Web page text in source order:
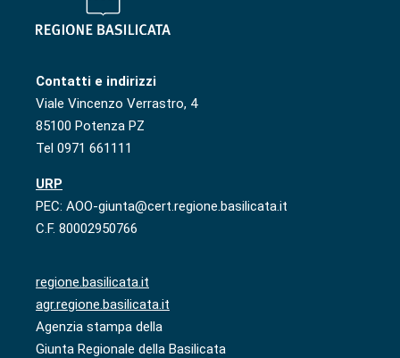
Contatti e indirizzi
Viale Vincenzo Verrastro, 4
85100 Potenza PZ
Tel 0971 661111
URP
PEC: AOO-giunta@cert.regione.basilicata.it
C.F. 80002950766
regione.basilicata.it
agr.regione.basilicata.it
Agenzia stampa della
Giunta Regionale della Basilicata